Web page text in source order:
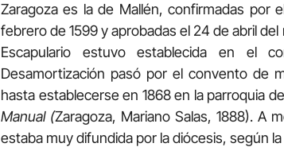
Zaragoza es la de Mallén, confirmadas por
febrero de 1599 y aprobadas el 24 de abril
Escapulario estuvo establecida en el
Desamortización pasó por el convento de
hasta establecerse en 1868 en la parroquia
Manual (Zaragoza, Mariano Salas, 1888). A
estaba muy difundida por la diócesis, según